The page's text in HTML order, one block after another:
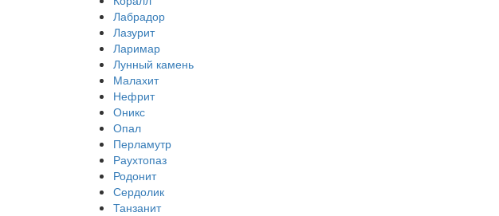
Лабрадор
Лазурит
Ларимар
Лунный камень
Малахит
Нефрит
Оникс
Опал
Перламутр
Раухтопаз
Родонит
Сердолик
Танзанит